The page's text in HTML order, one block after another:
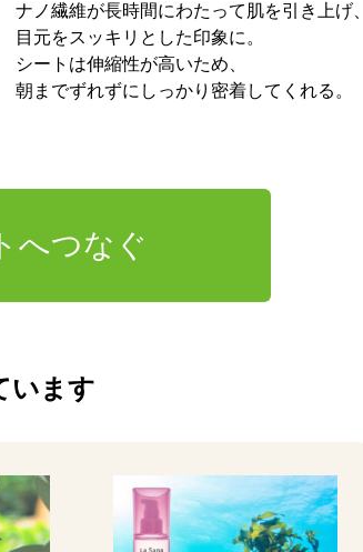
ナノ繊維が長時間にわたって肌を引き上げ、
目元をスッキリとした印象に。
シートは伸縮性が高いため、
朝までずれずにしっかり密着してくれる。
へつなぐ
います